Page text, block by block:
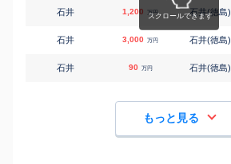
石井 1,200 万円 石井(徳島)
石井 3,000 万円 石井(徳島)
石井 90 万円 石井(徳島)
もっと見る